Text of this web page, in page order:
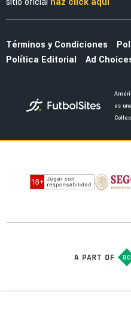
Noticias de América
LEAGUES CUP 2026
América tras la